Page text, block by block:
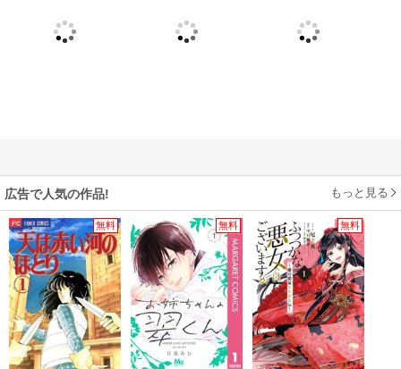
広告で人気の作品! もっと見る
無料 無料 無料